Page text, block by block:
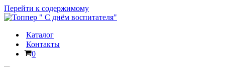
Перейти к содержимому
Каталог
Контакты
Корзина
0